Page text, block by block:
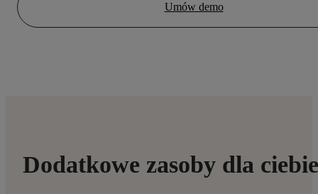
Umów demo
Dodatkowe zasoby dla ciebie